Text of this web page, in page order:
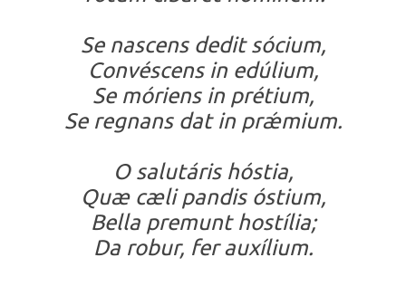
Se nascens dedit sócium,
Convéscens in edúlium,
Se móriens in prétium,
Se regnans dat in prǽmium.
O salutáris hóstia,
Quæ cæli pandis óstium,
Bella premunt hostília;
Da robur, fer auxílium.